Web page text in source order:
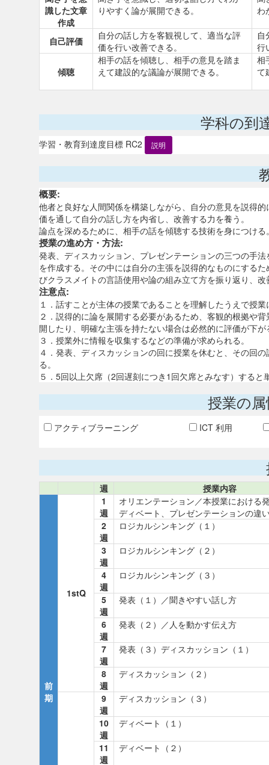
識した文章
作成
りやすく論が展開できる。
わ
自己評価
自分の話し方を客観視して、適当な評
価を行い改善できる。
自
行
傾聴
相手の話を傾聴し、相手の意見を踏ま
えて建設的な議論が展開できる。
相
て
学科の到
学習・教育到達度目標 RC2 説明
概要:
他者と良好な人間関係を構築しながら、自分の意見を説得
価を通して自分の話し方を内省し、改善する力を養う。
論点を深めるために、相手の話を傾聴する技術を身につける
授業の進め方・方法:
発表、ディスカッション、プレゼンテーションの三つの手
を作成する。その中には自分の主張を説得的なものにする
びクラスメイトの言語使用や論の組み立て方を振り返り、
注意点:
１．話すことが主体の授業であることを理解したうえで授
２．説得的に論を展開する必要があるため、客観的根拠や
開したり、明確な主張を持たない場合は必然的に評価が下が
３．授業外に情報を収集するなどの準備が求められる。
４．発表、ディスカッションの回に授業を休むと、その回
る。
５．5回以上欠席（2回遅刻につき1回欠席とみなす）すると
授業の
アクティブラーニング ICT 利用
週 授業内容
前
期
1stQ
1
週
オリエンテーション／本授業における
ディベート、プレゼンテーションの違
2
週
ロジカルシンキング（１）
3
週
ロジカルシンキング（２）
4
週
ロジカルシンキング（３）
5
週
発表（１）／聞きやすい話し方
6
週
発表（２）／人を動かす伝え方
7
週
発表（３）ディスカッション（１）
8
週
ディスカッション（２）
9
週
ディスカッション（３）
10
週
ディベート（１）
11
週
ディベート（２）